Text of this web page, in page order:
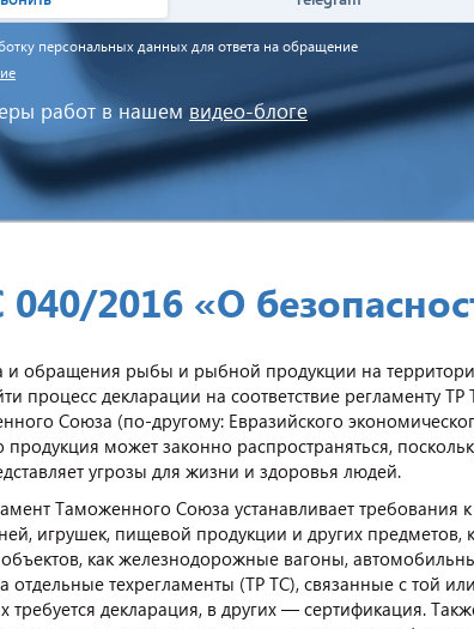
персональных данных для ответа на обращение
работ в нашем видео-блоге
040/2016 «О
и обращения рыбы и рыбной продукции на
процесс декларации на соответствие регламенту
Союза (по-другому: Евразийского
продукция может законно распространяться,
угрозы для жизни и здоровья людей.
Таможенного Союза устанавливает
игрушек, пищевой продукции и других предметов,
как железнодорожные вагоны,
отдельные техрегламенты (ТР ТС), связанные с той
требуется декларация, в других — сертификация.